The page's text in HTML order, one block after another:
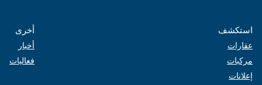
استكشف
عقارات
مركبات
إعلانات
أخرى
أخبار
فعاليات